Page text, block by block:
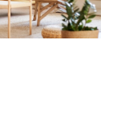
unique,
solution